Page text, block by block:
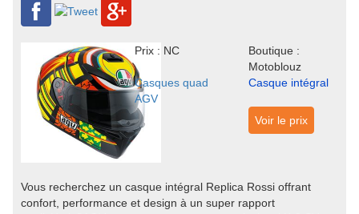
Prix : NC
Boutique :
Motoblouz
Casques quad
AGV
Casque intégral
Voir le prix
Vous recherchez un casque intégral Replica Rossi offrant
confort, performance et design à un super rapport